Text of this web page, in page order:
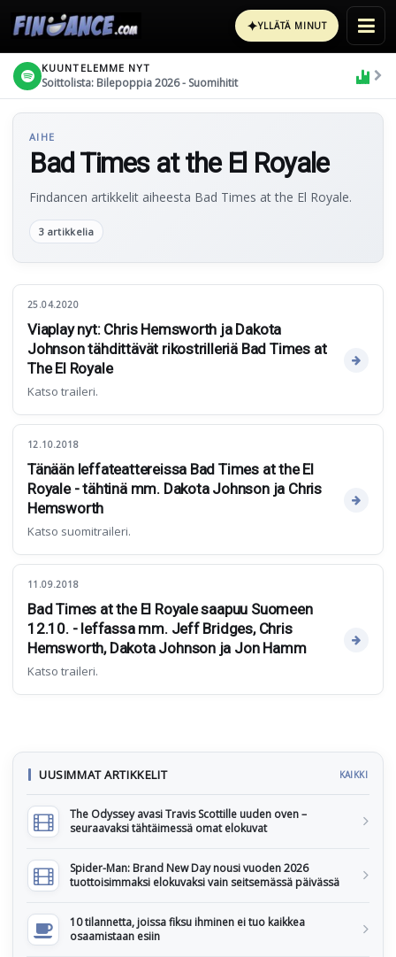
✦YLLÄTÄ MINUT
KUUNTELEMME NYT
Soittolista: Bilepoppia 2026 - Suomihitit
AIHE
Bad Times at the El Royale
Findancen artikkelit aiheesta Bad Times at the El Royale.
3 artikkelia
25.04.2020
Viaplay nyt: Chris Hemsworth ja Dakota
Johnson tähdittävät rikostrilleriä Bad Times at
The El Royale
Katso traileri.
12.10.2018
Tänään leffateattereissa Bad Times at the El
Royale - tähtinä mm. Dakota Johnson ja Chris
Hemsworth
Katso suomitraileri.
11.09.2018
Bad Times at the El Royale saapuu Suomeen
12.10. - leffassa mm. Jeff Bridges, Chris
Hemsworth, Dakota Johnson ja Jon Hamm
Katso traileri.
UUSIMMAT ARTIKKELIT KAIKKI
The Odyssey avasi Travis Scottille uuden oven –
seuraavaksi tähtäimessä omat elokuvat
Spider-Man: Brand New Day nousi vuoden 2026
tuottoisimmaksi elokuvaksi vain seitsemässä päivässä
10 tilannetta, joissa fiksu ihminen ei tuo kaikkea
osaamistaan esiin